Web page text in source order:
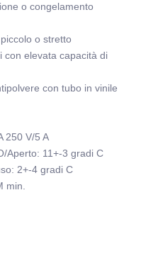
o congelamento
o stretto
con elevata capacità di
con tubo in vinile
250 V/5 A
Aperto: 11+-3 gradi C
gradi C
min.